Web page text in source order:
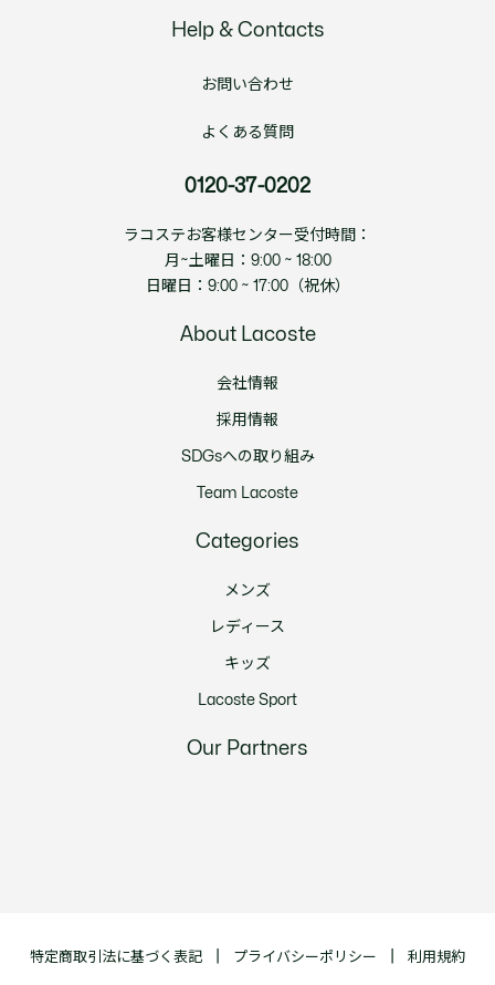
Help & Contacts
お問い合わせ
よくある質問
0120-37-0202
ラコステお客様センター受付時間：
月~土曜日：9:00 ~ 18:00
日曜日：9:00 ~ 17:00（祝休）
About Lacoste
会社情報
採用情報
SDGsへの取り組み
Team Lacoste
Categories
メンズ
レディース
キッズ
Lacoste Sport
Our Partners
特定商取引法に基づく表記 プライバシーポリシー 利用規約